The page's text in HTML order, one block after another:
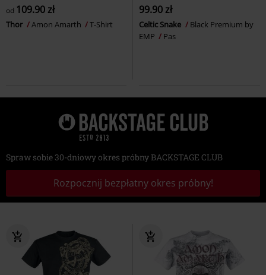
od 109.90 zł
Thor Amon Amarth T-Shirt
99.90 zł
Celtic Snake
Black Premium by
EMP
Pas
Spraw sobie 30-dniowy okres próbny BACKSTAGE CLUB
Rozpocznij bezpłatny okres próbny!